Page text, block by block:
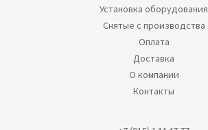
Установка оборудования
Снятые с производства
Оплата
Доставка
О компании
Контакты